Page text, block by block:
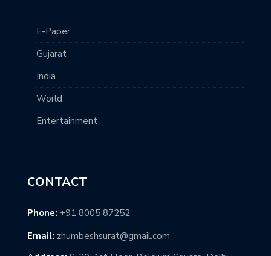
E-Paper
Gujarat
India
World
Entertainment
CONTACT
Phone: +91 8005 87252
Email: zhumbeshsurat@gmail.com